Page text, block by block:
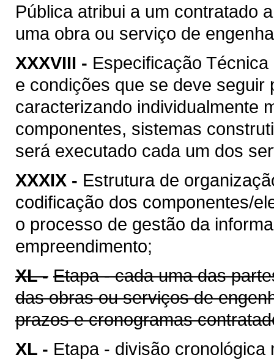
Pública atribui a um contratado
uma obra ou serviço de
XXXVIII - Especificação
e condições que se deve seguir
caracterizando individualmente
componentes, sistemas
será executado cada um dos
XXXIX - Estrutura de
codificação dos componentes/
o processo de gestão da
empreendimento;
XL - Etapa - cada uma das
das obras ou serviços de
prazos e cronogramas
XL - Etapa - divisão